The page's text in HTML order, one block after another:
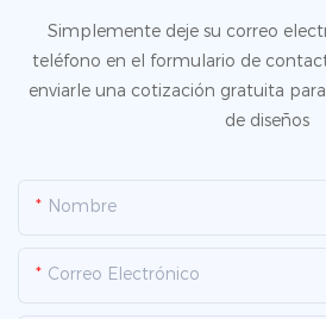
Simplemente deje su correo
teléfono en el formulario de
enviarle una cotización gratuita
de diseños
Nombre
Correo Electrónico